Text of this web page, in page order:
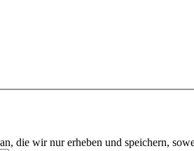
die wir nur erheben und speichern,